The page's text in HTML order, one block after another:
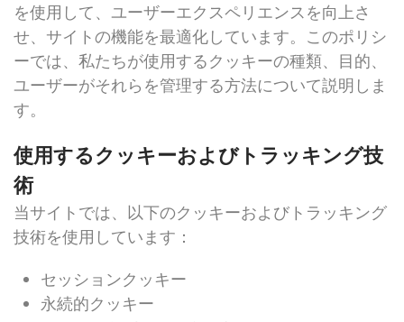
を使用して、ユーザーエクスペリエンスを向上さ
せ、サイトの機能を最適化しています。このポリシ
ーでは、私たちが使用するクッキーの種類、目的、
ユーザーがそれらを管理する方法について説明しま
す。
使用するクッキーおよびトラッキング技
術
当サイトでは、以下のクッキーおよびトラッキング
技術を使用しています：
セッションクッキー
永続的クッキー